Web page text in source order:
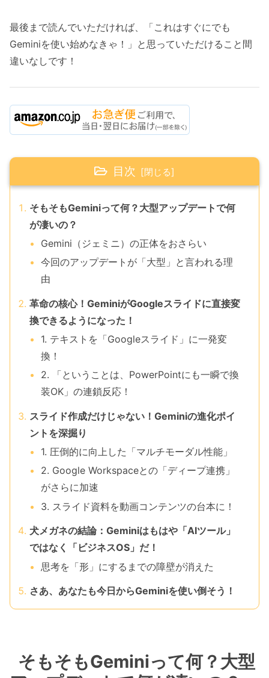
最後まで読んでいただければ、「これはすぐにでも
Geminiを使い始めなきゃ！」と思っていただけること間
違いなしです！
目次
そもそもGeminiって何？大型アップデートで何
が凄いの？
Gemini（ジェミニ）の正体をおさらい
今回のアップデートが「大型」と言われる理
由
革命の核心！GeminiがGoogleスライドに直接変
換できるようになった！
1. テキストを「Googleスライド」に一発変
換！
2. 「ということは、PowerPointにも一瞬で換
装OK」の連鎖反応！
スライド作成だけじゃない！Geminiの進化ポイ
ントを深掘り
1. 圧倒的に向上した「マルチモーダル性能」
2. Google Workspaceとの「ディープ連携」
がさらに加速
3. スライド資料を動画コンテンツの台本に！
犬メガネの結論：Geminiはもはや「AIツール」
ではなく「ビジネスOS」だ！
思考を「形」にするまでの障壁が消えた
さあ、あなたも今日からGeminiを使い倒そう！
そもそもGeminiって何？大型